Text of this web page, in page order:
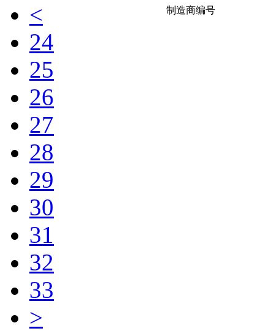
制造商编号
<
24
25
26
27
28
29
30
31
32
33
>